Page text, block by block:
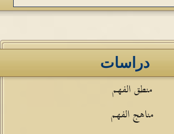
دراسات
منطق الفهم
مناهج الفهم